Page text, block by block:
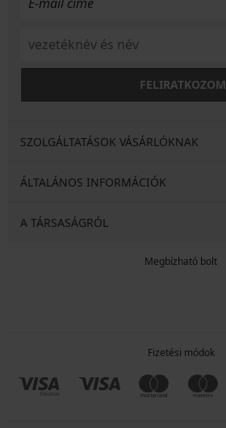
FELIRATKOZOM
SZOLGÁLTATÁSOK VÁSÁRLÓKNAK
ÁLTALÁNOS INFORMÁCIÓK
A TÁRSASÁGRÓL
Megbízható bolt
Fizetési módok